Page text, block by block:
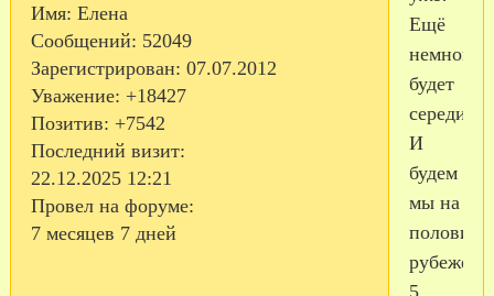
Имя: Елена
Сообщений: 52049
Зарегистрирован: 07.07.2012
Уважение: +18427
Позитив: +7542
Последний визит:
22.12.2025 12:21
Провел на форуме:
7 месяцев 7 дней
Ещё
немного,
будет
середина,
И
будем
мы на
рубеже!
5